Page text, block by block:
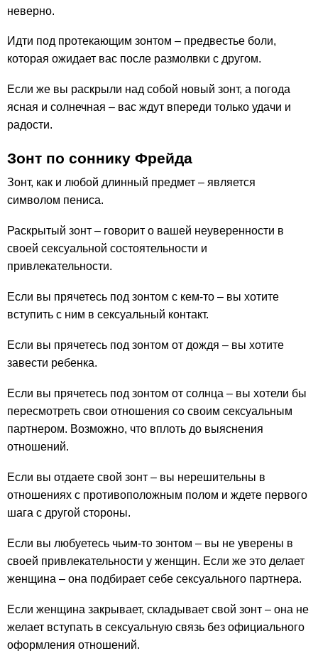
неверно.
Идти под протекающим зонтом – предвестье боли,
которая ожидает вас после размолвки с другом.
Если же вы раскрыли над собой новый зонт, а погода
ясная и солнечная – вас ждут впереди только удачи и
радости.
Зонт по соннику Фрейда
Зонт, как и любой длинный предмет – является
символом пениса.
Раскрытый зонт – говорит о вашей неуверенности в
своей сексуальной состоятельности и
привлекательности.
Если вы прячетесь под зонтом с кем-то – вы хотите
вступить с ним в сексуальный контакт.
Если вы прячетесь под зонтом от дождя – вы хотите
завести ребенка.
Если вы прячетесь под зонтом от солнца – вы хотели бы
пересмотреть свои отношения со своим сексуальным
партнером. Возможно, что вплоть до выяснения
отношений.
Если вы отдаете свой зонт – вы нерешительны в
отношениях с противоположным полом и ждете первого
шага с другой стороны.
Если вы любуетесь чьим-то зонтом – вы не уверены в
своей привлекательности у женщин. Если же это делает
женщина – она подбирает себе сексуального партнера.
Если женщина закрывает, складывает свой зонт – она не
желает вступать в сексуальную связь без официального
оформления отношений.